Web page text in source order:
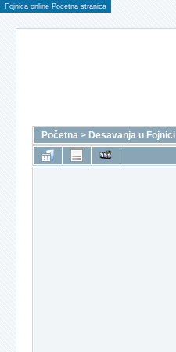
Fojnica online Pocetna stranica
Početna > Desavanja u Fojnici